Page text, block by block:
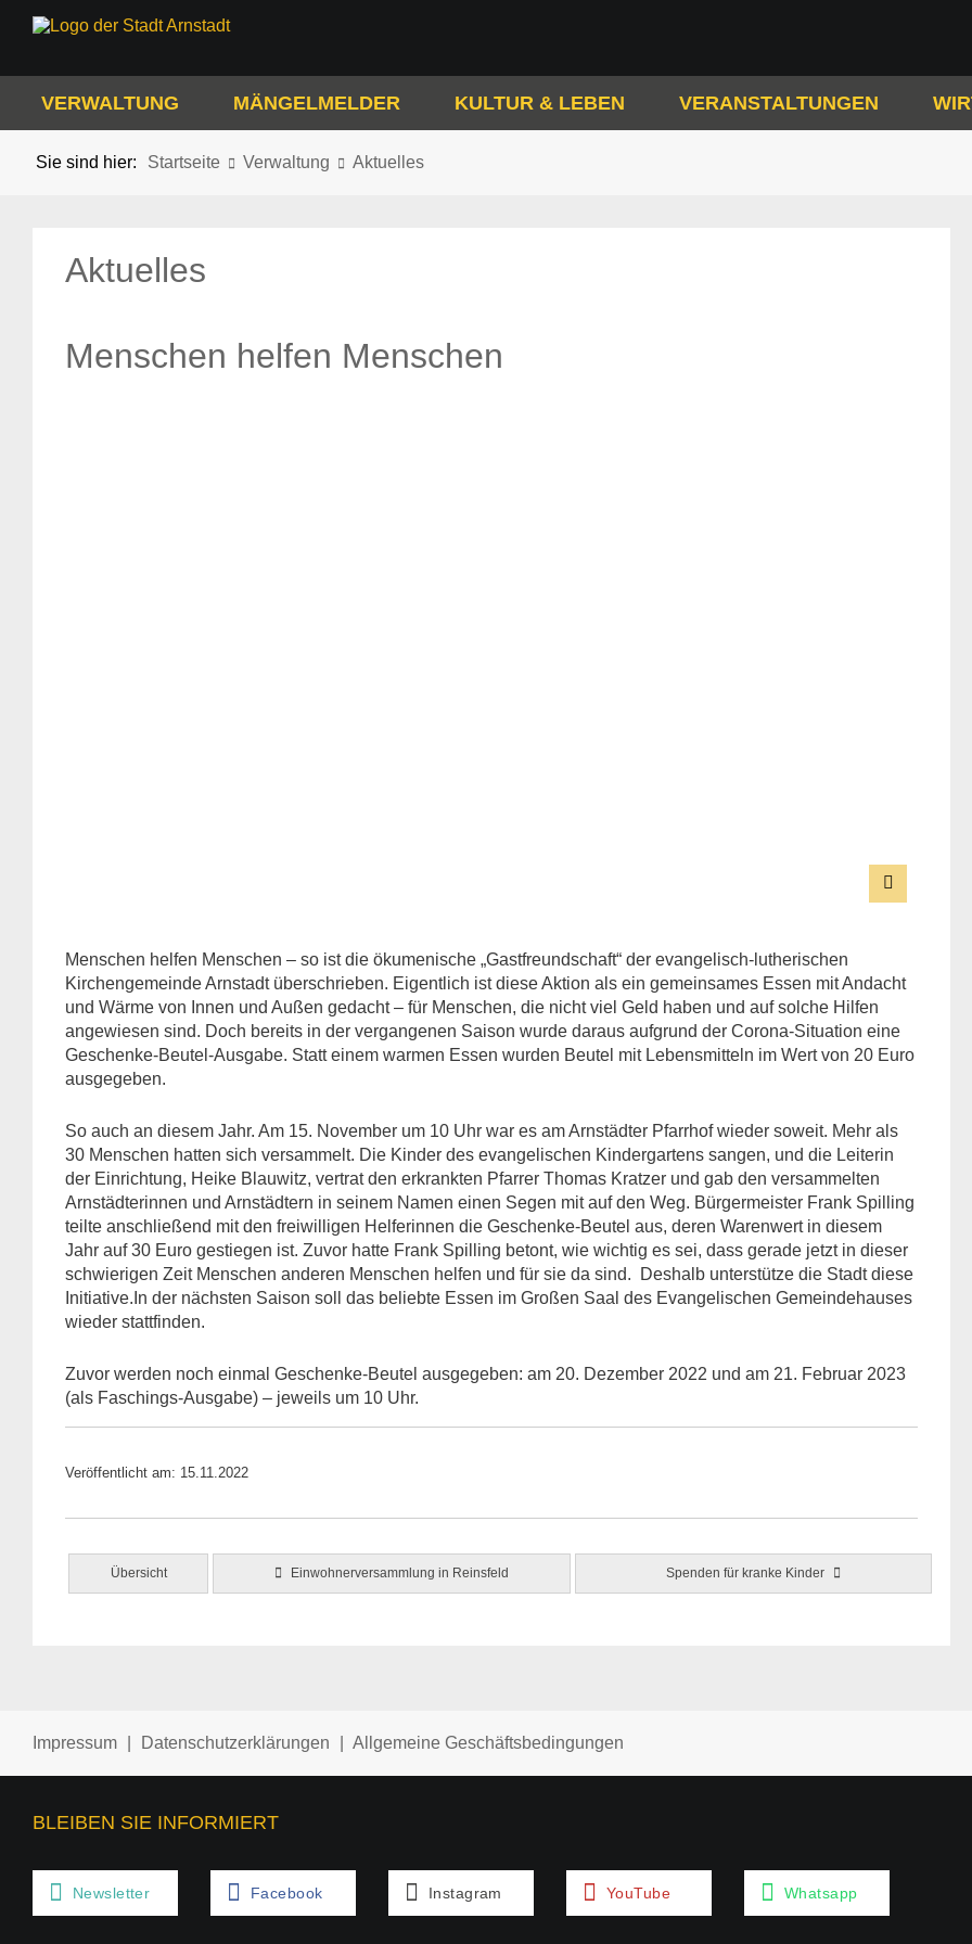
VERWALTUNG MÄNGELMELDER KULTUR & LEBEN VERANSTALTUNGEN
Sie sind hier: Startseite Verwaltung Aktuelles
Aktuelles
Menschen helfen Menschen
Menschen helfen Menschen – so ist die ökumenische „Gastfreundschaft“ der evangelisch-lutherischen
Kirchengemeinde Arnstadt überschrieben. Eigentlich ist diese Aktion als ein gemeinsames Essen mit Andacht
und Wärme von Innen und Außen gedacht – für Menschen, die nicht viel Geld haben und auf solche Hilfen
angewiesen sind. Doch bereits in der vergangenen Saison wurde daraus aufgrund der Corona-Situation eine
Geschenke-Beutel-Ausgabe. Statt einem warmen Essen wurden Beutel mit Lebensmitteln im Wert von 20 Euro
ausgegeben.
So auch an diesem Jahr. Am 15. November um 10 Uhr war es am Arnstädter Pfarrhof wieder soweit. Mehr als
30 Menschen hatten sich versammelt. Die Kinder des evangelischen Kindergartens sangen, und die Leiterin
der Einrichtung, Heike Blauwitz, vertrat den erkrankten Pfarrer Thomas Kratzer und gab den versammelten
Arnstädterinnen und Arnstädtern in seinem Namen einen Segen mit auf den Weg. Bürgermeister Frank Spilling
teilte anschließend mit den freiwilligen Helferinnen die Geschenke-Beutel aus, deren Warenwert in diesem
Jahr auf 30 Euro gestiegen ist. Zuvor hatte Frank Spilling betont, wie wichtig es sei, dass gerade jetzt in dieser
schwierigen Zeit Menschen anderen Menschen helfen und für sie da sind. Deshalb unterstütze die Stadt diese
Initiative.In der nächsten Saison soll das beliebte Essen im Großen Saal des Evangelischen Gemeindehauses
wieder stattfinden.
Zuvor werden noch einmal Geschenke-Beutel ausgegeben: am 20. Dezember 2022 und am 21. Februar 2023
(als Faschings-Ausgabe) – jeweils um 10 Uhr.
Veröffentlicht am: 15.11.2022
Übersicht Einwohnerversammlung in Reinsfeld Spenden für kranke Kinder
Impressum Datenschutzerklärungen Allgemeine Geschäftsbedingungen
BLEIBEN SIE INFORMIERT
Newsletter Facebook Instagram YouTube Whatsapp